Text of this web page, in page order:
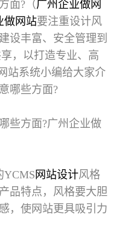
面?（广州企业做网
做网站要注重设计风
设丰富、安全管理到
，以打造专业、高
站系统小编给大家介
哪些方面?
些方面?广州企业做
YCMS 网站设计风格
品特点，风格要大胆
，使网站更具吸引力